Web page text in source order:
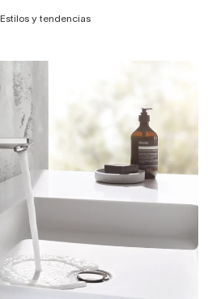
Estilos y tendencias